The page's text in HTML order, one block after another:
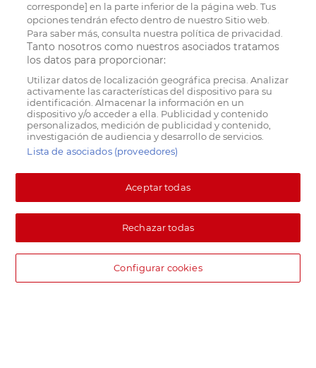
corresponde] en la parte inferior de la página web. Tus
opciones tendrán efecto dentro de nuestro Sitio web.
Para saber más, consulta nuestra política de privacidad.
Tanto nosotros como nuestros asociados tratamos
los datos para proporcionar:
Utilizar datos de localización geográfica precisa. Analizar
activamente las características del dispositivo para su
identificación. Almacenar la información en un
dispositivo y/o acceder a ella. Publicidad y contenido
personalizados, medición de publicidad y contenido,
investigación de audiencia y desarrollo de servicios.
Lista de asociados (proveedores)
Aceptar todas
Rechazar todas
Configurar cookies